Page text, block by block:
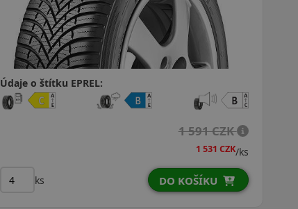
Údaje o štítku EPREL:
2 047 CZK
2 029 CZK/ks
ks DO KOŠÍKU